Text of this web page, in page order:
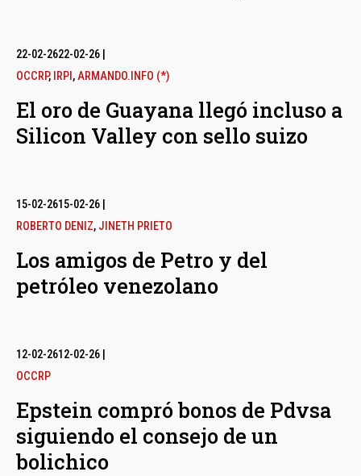
22-02-2622-02-26
OCCRP, IRPI ,ARMANDO.INFO (*)
El oro de Guayana llegó incluso a
Silicon Valley con sello suizo
15-02-2615-02-26
ROBERTO DENIZ, JINETH PRIETO
Los amigos de Petro y del
petróleo venezolano
12-02-2612-02-26
OCCRP
Epstein compró bonos de Pdvsa
siguiendo el consejo de un
bolichico